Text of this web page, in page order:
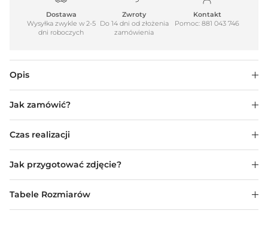
Dostawa
Wysyłka zwykle w 2-5
dni roboczych
Zwroty
Do 14 dni od złożenia
zamówienia
Kontakt
Pomoc: 881 043 746
Opis
Jak zamówić?
Czas realizacji
Jak przygotować zdjęcie?
Tabele Rozmiarów